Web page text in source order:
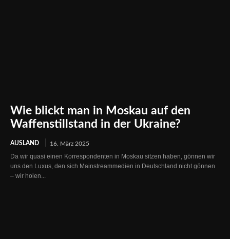
Wie blickt man in Moskau auf den
Waffenstillstand in der Ukraine?
AUSLAND 16. März 2025
Da wir quasi einen Korrespondenten in Moskau sitzen haben, gönnen wir
uns den Luxus, den sich Mainstreammedien in Deutschland nicht gönnen
– wir holen...